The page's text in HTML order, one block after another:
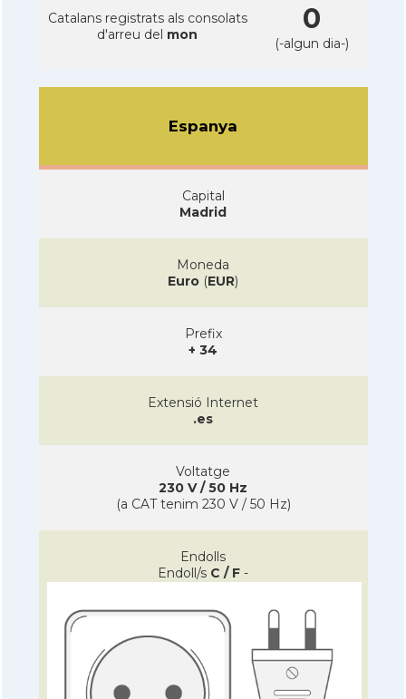
Catalans registrats als consolats
d'arreu del mon 0
(-algun dia-)
Espanya
Capital
Madrid
Moneda
Euro (EUR)
Prefix
+ 34
Extensió Internet
.es
Voltatge
230 V / 50 Hz
(a CAT tenim 230 V / 50 Hz)
Endolls
Endoll/s C / F -